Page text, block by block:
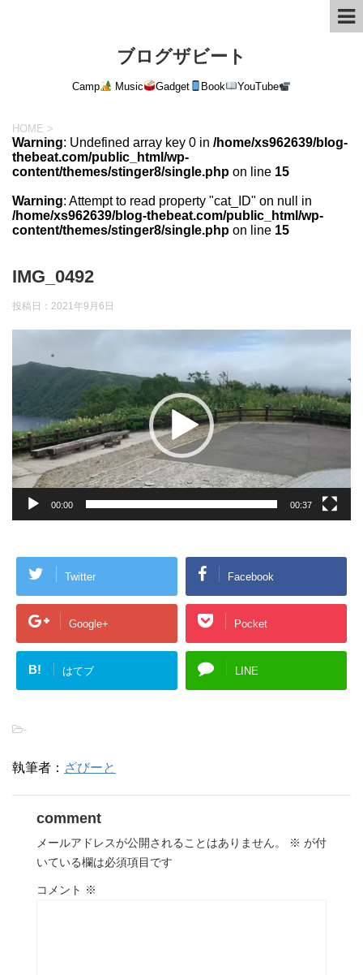
ブログザビート
Camp Music Gadget Book YouTube
HOME >
Warning: Undefined array key 0 in /home/xs962639/blog-
thebeat.com/public_html/wp-
content/themes/stinger8/single.php on line 15
Warning: Attempt to read property "cat_ID" on null in
/home/xs962639/blog-thebeat.com/public_html/wp-
content/themes/stinger8/single.php on line 15
IMG_0492
投稿日： 2021年9月6日
プ
ー
ヤ
ー
00:00 00:37
Twitter Facebook
Google+ Pocket
B! はてブ LINE
-
執筆者： ざびーと
comment
メールアドレスが公開されることはありません。 ※ が付
いている欄は必須項目です
コメント ※